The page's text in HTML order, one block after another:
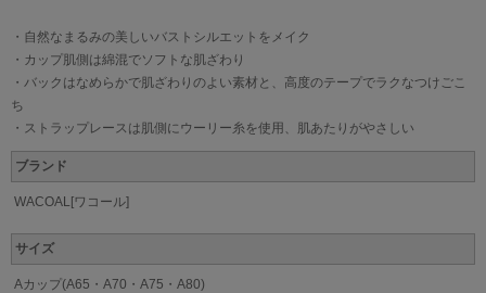
・自然なまるみの美しいバストシルエットをメイク
・カップ肌側は綿混でソフトな肌ざわり
・バックはなめらかで肌ざわりのよい素材と、高度のテープでラクなつけごこ
ち
・ストラップレースは肌側にウーリー糸を使用、肌あたりがやさしい
ブランド
WACOAL[ワコール]
サイズ
Aカップ(A65・A70・A75・A80)